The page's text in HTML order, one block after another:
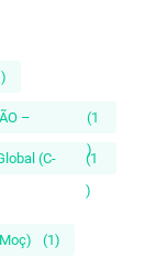
–
(1
)
(C-
(1
)
(1)